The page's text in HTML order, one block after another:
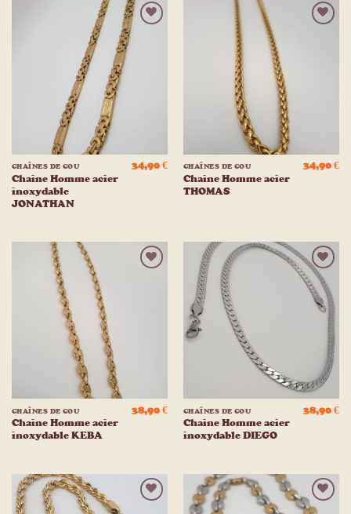
Ajouter
d’envies
CHAÎNES DE COU
Chaine Homme acier
inoxydable
JONATHAN
34,90€ CHAÎNES DE COU
Chaine Homme acier
THOMAS
34,90€
CHAÎNES DE COU
Chaine Homme acier
inoxydable KEBA
38,90€
Ajouter
à la
liste
d’envies
CHAÎNES DE COU
Chaine Homme acier
inoxydable DIEGO
38,90€
Ajouter